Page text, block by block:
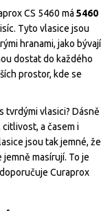
CS 5460 má 5460
Tyto vlasice jsou
hranami, jako bývají
dostat do každého
prostor, kde se
tvrdými vlasici? Dásně
a časem i
jsou tak jemné, že
masírují. To je
Curaprox